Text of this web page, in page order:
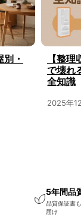
・
【整
で壊れ
全知識
2025年
5年間品
品質保証書
届け